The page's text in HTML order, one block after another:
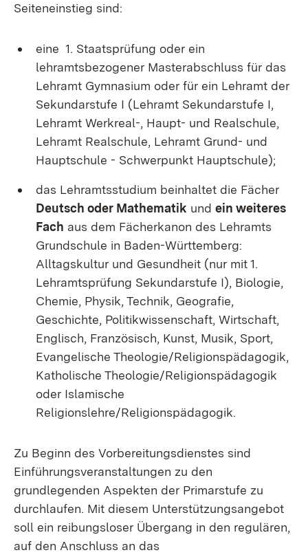
Seiteneinstieg sind:
eine 1. Staatsprüfung oder ein
lehramtsbezogener Masterabschluss für das
Lehramt Gymnasium oder für ein Lehramt der
Sekundarstufe I (Lehramt Sekundarstufe I,
Lehramt Werkreal-, Haupt- und Realschule,
Lehramt Realschule, Lehramt Grund- und
Hauptschule - Schwerpunkt Hauptschule);
das Lehramtsstudium beinhaltet die Fächer
Deutsch oder Mathematik und ein weiteres
Fach aus dem Fächerkanon des Lehramts
Grundschule in Baden-Württemberg:
Alltagskultur und Gesundheit (nur mit 1.
Lehramtsprüfung Sekundarstufe I), Biologie,
Chemie, Physik, Technik, Geografie,
Geschichte, Politikwissenschaft, Wirtschaft,
Englisch, Französisch, Kunst, Musik, Sport,
Evangelische Theologie/Religionspädagogik,
Katholische Theologie/Religionspädagogik
oder Islamische
Religionslehre/Religionspädagogik.
Zu Beginn des Vorbereitungsdienstes sind
Einführungsveranstaltungen zu den
grundlegenden Aspekten der Primarstufe zu
durchlaufen. Mit diesem Unterstützungsangebot
soll ein reibungsloser Übergang in den regulären,
auf den Anschluss an das